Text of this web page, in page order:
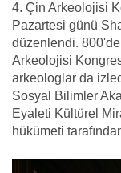
4. Çin Arkeolojisi
Pazartesi günü
düzenlendi.
Arkeolojisi
arkeologlar da
Sosyal Bilimler
Eyaleti Kültürel
hükümeti